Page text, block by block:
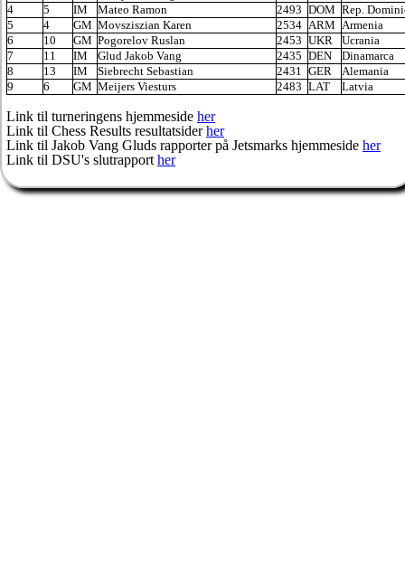
4
5 IM Mateo Ramon 2493 DOM Rep.
5
4 GM Movsziszian Karen 2534 ARM Armenia
6
10 GM Pogorelov Ruslan 2453 UKR
Ucrania
7
11 IM Glud Jakob Vang 2435 DEN
Dinamarca
8
13 IM Siebrecht Sebastian 2431 GER
Alemania
9
6 GM Meijers Viesturs 2483 LAT Latvia
Link til turneringens hjemmeside her
Link til Chess Results resultatsiderher
Link til Jakob Vang Gluds rapporter på Jetsmarks hjemmeside her
Link til DSU's slutrapport her